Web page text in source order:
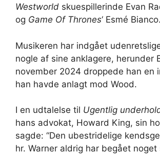
Westworld skuespillerinde Evan
og Game Of Thrones‘ Esmé Bianco.
Musikeren har indgået
nogle af sine anklagere, herunder
november 2024 droppede han en
han havde anlagt mod Wood.
I en udtalelse til Ugentlig
hans advokat, Howard King, sin
sagde: “Den ubestridelige
hr. Warner aldrig har begået noget